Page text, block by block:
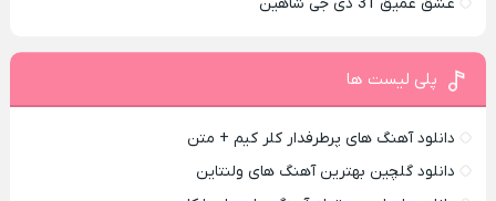
پلی لیست ها
دانلود آهنگ های پرطرفدار کلر کیم + متن
دانلود گلچین بهترین آهنگ های ولنتاین